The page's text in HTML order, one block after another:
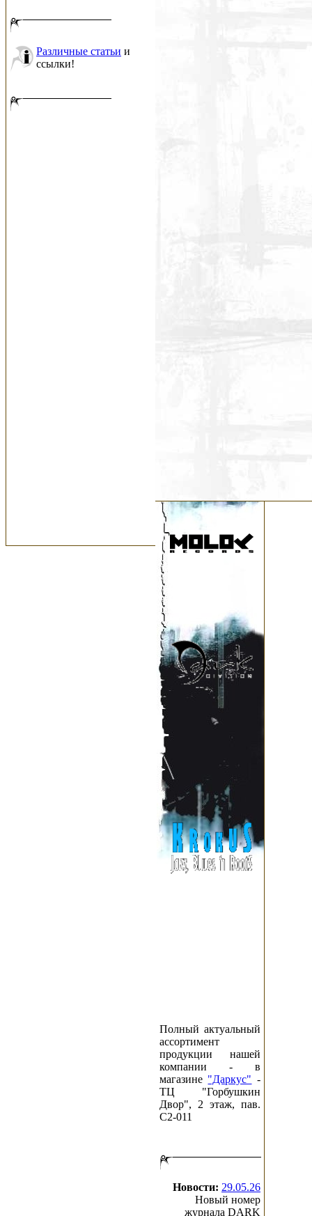
Различные статьи и
ссылки!
Полный актуальный
ассортимент
продукции нашей
компании - в
магазине "Даркус" -
ТЦ "Горбушкин
Двор", 2 этаж, пав.
C2-011
Новости: 29.05.26
Новый номер
журнала DARK